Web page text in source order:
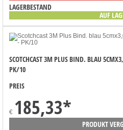
LAGERBESTAND
AUF
SCOTCHCAST 3M PLUS BIND. BLAU
PK/10
PREIS
€ 185,33*
PRODUKT